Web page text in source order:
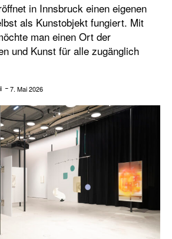
in Innsbruck einen eigenen
als Kunstobjekt fungiert. Mit
man einen Ort der
und Kunst für alle zugänglich
7. Mai 2026